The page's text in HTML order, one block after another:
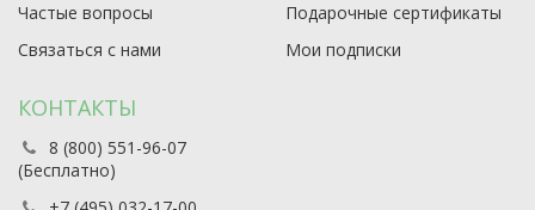
Частые вопросы
Связаться с нами
Подарочные сертификаты
Мои подписки
КОНТАКТЫ
8 (800) 551-96-07
(Бесплатно)